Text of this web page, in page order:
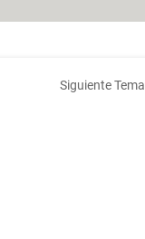
Siguiente Tema